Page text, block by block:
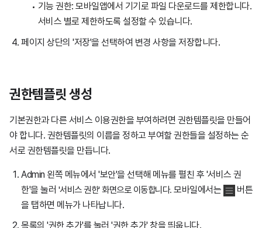
기능 권한: 모바일앱에서 기기로 파일 다운로드를 제한합니다.
서비스 별로 제한하도록 설정할 수 있습니다.
페이지 상단의 '저장'을 선택하여 변경 사항을 저장합니다.
권한템플릿 생성
기본권한과 다른 서비스 이용권한을 부여하려면 권한템플릿을 만들어
야 합니다. 권한템플릿의 이름을 정하고 부여할 권한들을 설정하는 순
서로 권한템플릿을 만듭니다.
Admin 왼쪽 메뉴에서 '보안'을 선택해 메뉴를 펼친 후 '서비스 권
한'을 눌러 '서비스 권한' 화면으로 이동합니다. 모바일에서는
버튼
을 탭하면 메뉴가 나타납니다.
목록의 '권한 추가'를 눌러 '권한 추가' 창을 띄웁니다.